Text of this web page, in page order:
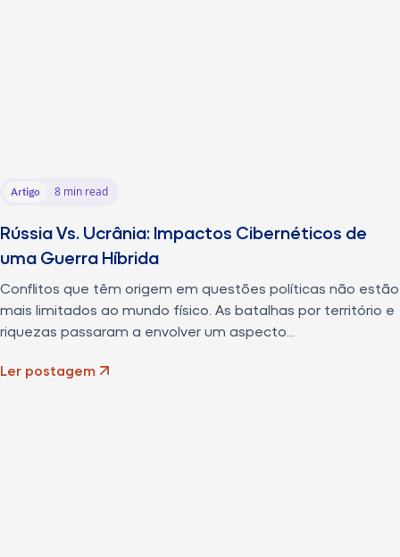
Artigo 8 min read
Rússia Vs. Ucrânia: Impactos Cibernéticos de
uma Guerra Híbrida
Conflitos que têm origem em questões políticas não estão
mais limitados ao mundo físico. As batalhas por território e
riquezas passaram a envolver um aspecto...
Ler postagem